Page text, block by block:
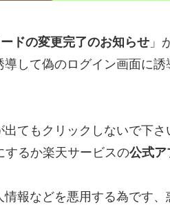
ドの変更完了のお知らせ 」
して偽のログイン画面に
てもクリックしないで下さ
するか楽天サービスの公式ア
報などを悪用する為です